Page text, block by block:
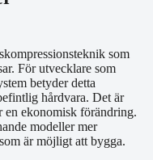
som
För utvecklare som
betyder detta
hårdvara. Det är
en ekonomisk förändring.
modeller mer
är möjligt att bygga.